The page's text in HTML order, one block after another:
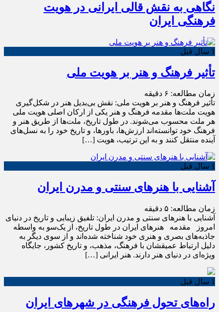
نگاهی به نقش قالی ایرانی در هویت
فرهنگی ایران
1 سال قبل
تأثیر فرهنگ و هنر بر هویت ملی
زمان مطالعه: ۶ دقیقه
تأثیر فرهنگ و هنر بر هویت ملی: نقش بی‌بدیل هنر در شکل‌گیری
هویت ملت‌ها مقدمه فرهنگ و هنر یکی از ارکان اصلی هویت ملی
هر ملت محسوب می‌شوند. در طول تاریخ، ملت‌ها از طریق هنر و
فرهنگ خود توانسته‌اند ارزش‌ها، باورها، و تاریخ خود را به نسل‌های
آینده منتقل کنند و به این ترتیب، هویت […]
1 سال قبل
آشنایی با هنرهای سنتی و مدرن ایران
زمان مطالعه: ۵ دقیقه
آشنایی با هنرهای سنتی و مدرن ایران: تلفیق زیبایی و تاریخ در دنیای
امروز مقدمه هنرهای ایران در طول تاریخ، از یک‌سو به واسطه
جاذبه‌های بصری و هنری خود شناخته شده‌اند و از سوی دیگر به
دلیل ارتباط عمیقشان با فرهنگ، مذهب، و تاریخ کشور، جایگاه
ویژه‌ای در دنیای هنر دارند. هنر ایرانی […]
1 سال قبل
راه‌های تحول فرهنگی در شهرهای ایران